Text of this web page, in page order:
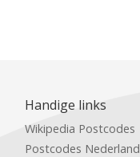
Handige links
Wikipedia Postcodes
Postcodes Nederland